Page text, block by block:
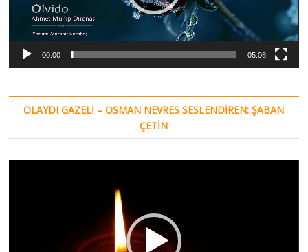
00:00 05:08
OLAYDI GAZELI – OSMAN NEVRES SESLENDIREN: ŞABAN
ÇETIN